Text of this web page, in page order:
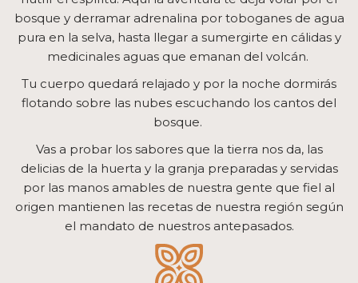
bosque y derramar adrenalina por toboganes de agua
pura en la selva, hasta llegar a sumergirte en cálidas y
medicinales aguas que emanan del volcán.
Tu cuerpo quedará relajado y por la noche dormirás
flotando sobre las nubes escuchando los cantos del
bosque.
Vas a probar los sabores que la tierra nos da, las
delicias de la huerta y la granja preparadas y servidas
por las manos amables de nuestra gente que fiel al
origen mantienen las recetas de nuestra región según
el mandato de nuestros antepasados.